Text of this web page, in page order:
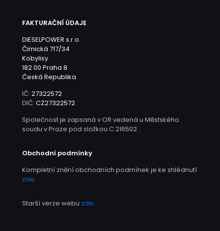
FAKTURAČNÍ ÚDAJE
DIESELPOWER s.r.o.
Čimická 717/34
Kobylisy
182 00 Praha 8
Česká Republika
IČ: 27322572
DIČ: CZ27322572
Společnost je zapsaná v OR vedená u Městského
soudu v Praze pod složkou C 216502 .
Obchodní podmínky
Kompletní znění obchodních podmínek je ke shlédnutí
zde.
Starší verze webu zde.